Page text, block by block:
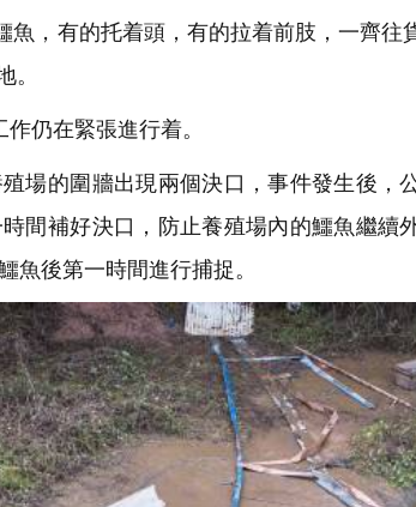
，有的托着頭，有的拉着前肢，一齊往
。
仍在緊張進行着。
的圍牆出現兩個決口，事件發生後，
間補好決口，防止養殖場內的鱷魚繼續
魚後第一時間進行捕捉。